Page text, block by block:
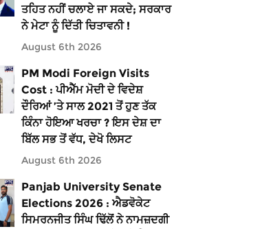
ਤਹਿਤ ਨਹੀਂ ਚਲਾਏ ਜਾ ਸਕਦੇ; ਸਰਕਾਰ
ਨੇ ਮੇਟਾ ਨੂੰ ਦਿੱਤੀ ਚਿਤਾਵਨੀ !
August 6th 2026
PM Modi Foreign Visits
Cost : ਪੀਐੱਮ ਮੋਦੀ ਦੇ ਵਿਦੇਸ਼
ਦੌਰਿਆਂ ’ਤੇ ਸਾਲ 2021 ਤੋਂ ਹੁਣ ਤੱਕ
ਕਿੰਨਾ ਹੋਇਆ ਖਰਚਾ ? ਇਸ ਦੇਸ਼ ਦਾ
ਬਿੱਲ ਸਭ ਤੋਂ ਵੱਧ, ਦੇਖੋ ਲਿਸਟ
August 6th 2026
Panjab University Senate
Elections 2026 : ਐਡਵੋਕੇਟ
ਸਿਮਰਨਜੀਤ ਸਿੰਘ ਢਿੱਲੋਂ ਨੇ ਨਾਮਜ਼ਦਗੀ